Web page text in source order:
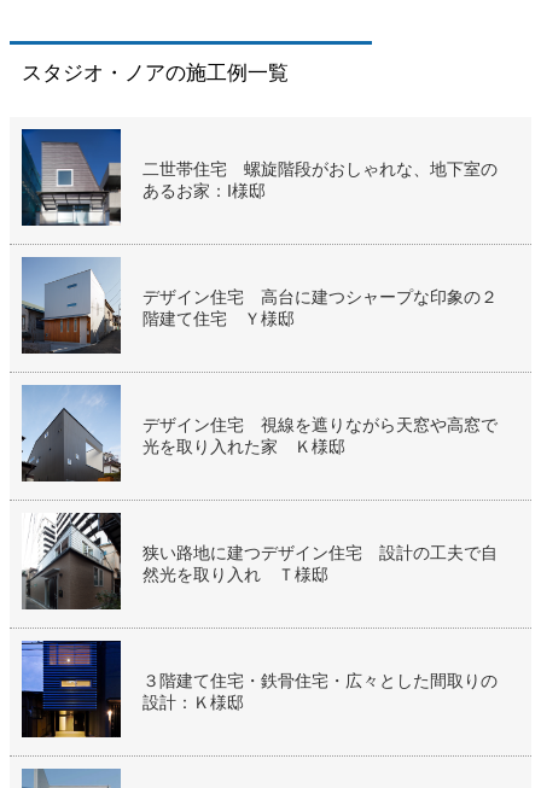
スタジオ・ノアの施工例一覧
二世帯住宅 螺旋階段がおしゃれな、地下室の
あるお家：I様邸
デザイン住宅 高台に建つシャープな印象の２
階建て住宅 Ｙ様邸
デザイン住宅 視線を遮りながら天窓や高窓で
光を取り入れた家 Ｋ様邸
狭い路地に建つデザイン住宅 設計の工夫で自
然光を取り入れ Ｔ様邸
３階建て住宅・鉄骨住宅・広々とした間取りの
設計：Ｋ様邸